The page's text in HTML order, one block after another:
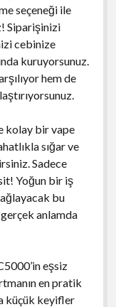
seçeneği ile
Siparişinizi
cebinize
kuruyorsunuz.
hem de
kolay bir vape
sığar ve
Sadece
Yoğun bir iş
bu
anlamda
eşsiz
en pratik
küçük keyifler